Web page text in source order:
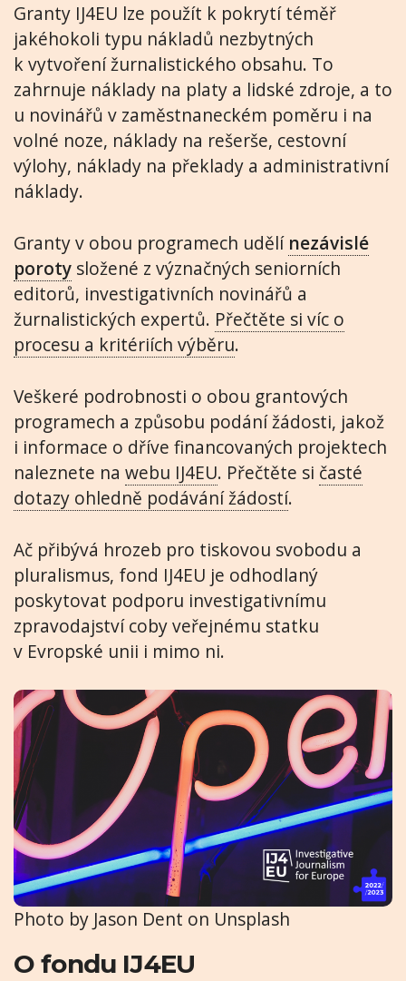
Granty IJ4EU lze použít k pokrytí téměř
jakéhokoli typu nákladů nezbytných
k vytvoření žurnalistického obsahu. To
zahrnuje náklady na platy a lidské zdroje, a to
u novinářů v zaměstnaneckém poměru i na
volné noze, náklady na rešerše, cestovní
výlohy, náklady na překlady a administrativní
náklady.
Granty v obou programech udělí nezávislé
poroty složené z význačných seniorních
editorů, investigativních novinářů a
žurnalistických expertů. Přečtěte si víc o
procesu a kritériích výběru.
Veškeré podrobnosti o obou grantových
programech a způsobu podání žádosti, jakož
i informace o dříve financovaných projektech
naleznete na webu IJ4EU. Přečtěte si časté
dotazy ohledně podávání žádostí.
Ač přibývá hrozeb pro tiskovou svobodu a
pluralismus, fond IJ4EU je odhodlaný
poskytovat podporu investigativnímu
zpravodajství coby veřejnému statku
v Evropské unii i mimo ni.
Photo by Jason Dent on Unsplash
O fondu IJ4EU